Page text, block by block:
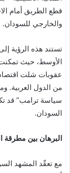
قطع الطريق أمام
والخارجي للسودان.
تستند هذه الرؤية
الأوسط، حيث
عقوبات شلت
من الدول العربية.
سياسة ترامب” قد
السودان.
البرهان بين مطرقة
مع تعقّد المشهد